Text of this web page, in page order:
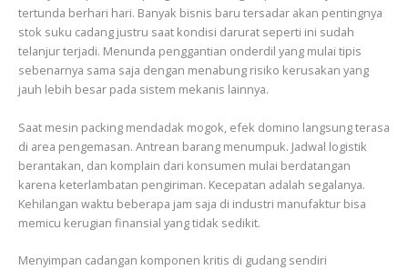
tertunda berhari hari. Banyak bisnis baru tersadar akan pentingnya
stok suku cadang justru saat kondisi darurat seperti ini sudah
telanjur terjadi. Menunda penggantian onderdil yang mulai tipis
sebenarnya sama saja dengan menabung risiko kerusakan yang
jauh lebih besar pada sistem mekanis lainnya.
Saat mesin packing mendadak mogok, efek domino langsung terasa
di area pengemasan. Antrean barang menumpuk. Jadwal logistik
berantakan, dan komplain dari konsumen mulai berdatangan
karena keterlambatan pengiriman. Kecepatan adalah segalanya.
Kehilangan waktu beberapa jam saja di industri manufaktur bisa
memicu kerugian finansial yang tidak sedikit.
Menyimpan cadangan komponen kritis di gudang sendiri